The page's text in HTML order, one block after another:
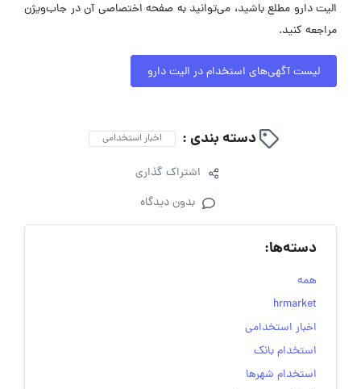
الیت دارو مطلع باشید، می‌توانید به صفحه اختصاصی آن در جاب‌ویژن
مراجعه کنید.
لیست آگهی‌های استخدام در الیت دارو
دسته بندی : اخبار استخدامی
اشتراک گذاری
بدون دیدگاه
دسته‌ها:
همه
hrmarket
اخبار استخدامی
استخدام بانک
استخدام شهرها